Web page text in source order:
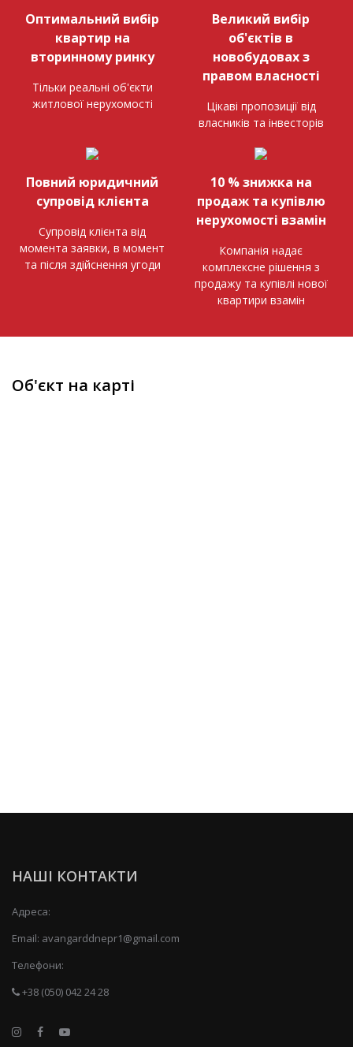
Оптимальний вибір
квартир на
вторинному ринку
Тільки реальні об'єкти
житлової нерухомості
Великий вибір
об'єктів в
новобудовах з
правом власності
Цікаві пропозиції від
власників та інвесторів
Повний юридичний
супровід клієнта
Супровід клієнта від
момента заявки, в момент
та після здійснення угоди
10 % знижка на
продаж та купівлю
нерухомості взамін
Компанія надає
комплексне рішення з
продажу та купівлі нової
квартири взамін
Об'єкт на карті
НАШІ КОНТАКТИ
Адреса:
Email: avangarddnepr1@gmail.com
Телефони:
+38 (050) 042 24 28